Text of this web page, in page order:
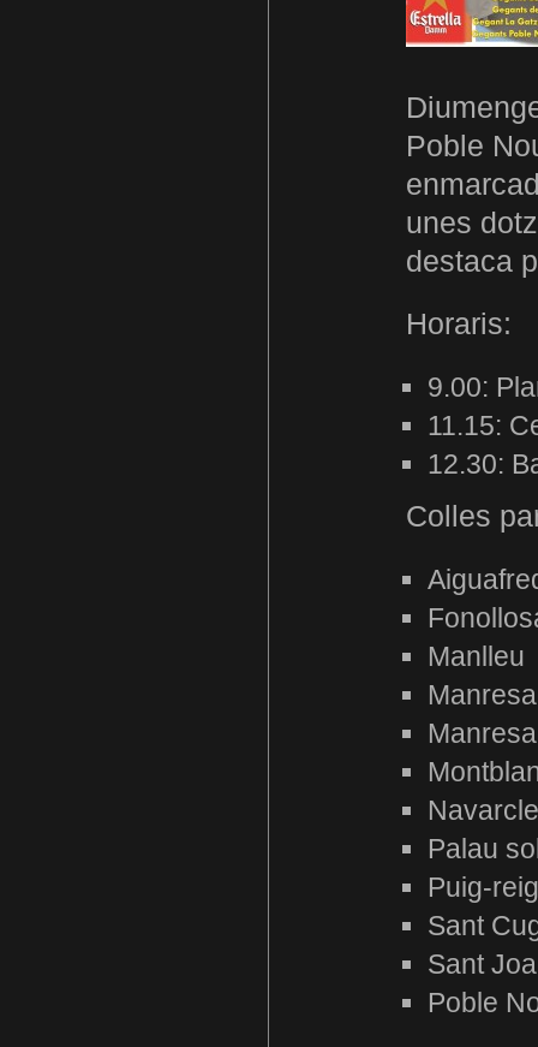
Poble
unes
destaca
Horaris:
9.00:
11.15:
12.30:
Colles
Manlleu
Manresa
Palau
Puig-reig
Sant
Sant
Poble